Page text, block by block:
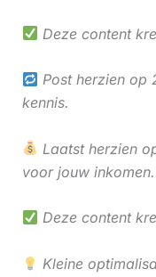
Deze content
Post herzien op
kennis.
Laatst herzien
voor jouw inkomen.
Deze content
Kleine